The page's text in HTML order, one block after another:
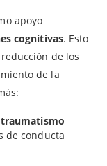
apoyo
cognitivas. Esto
de los
de la
traumatismo
de conducta